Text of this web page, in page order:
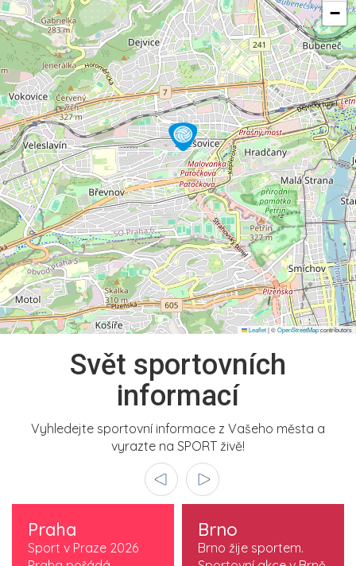
−
Leaflet|©OpenStreetMapcontributors
Svět sportovních
informací
Vyhledejte sportovní informace z Vašeho města a
vyrazte na SPORT živě!
Praha
Sport v Praze 2026
Brno
Brno žije sportem.